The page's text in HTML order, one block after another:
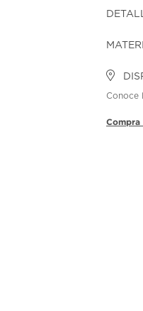
Conoce
Compra